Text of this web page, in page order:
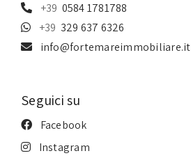
0584 1781788
329 637 6326
info@fortemareimmobiliare.it
Seguici su
Facebook
Instagram